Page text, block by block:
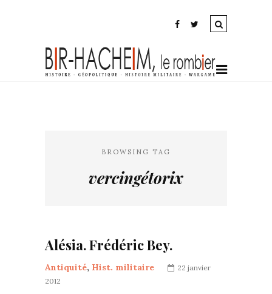
BROWSING TAG
vercingétorix
Alésia. Frédéric Bey.
Antiquité, Hist. militaire
22 janvier
2012